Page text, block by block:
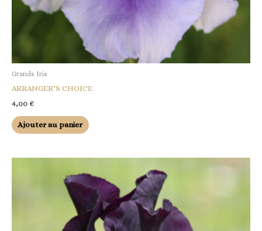
Grands Iris
ARRANGER’S CHOICE
4,00 €
Ajouter au panier